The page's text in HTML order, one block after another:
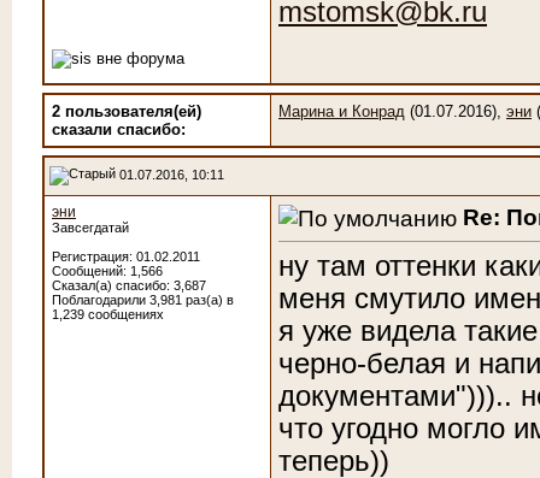
mstomsk@bk.ru
2 пользователя(ей)
сказали cпасибо:
Марина и Конрад (01.07.2016), эни
01.07.2016, 10:11
эни
Завсегдатай
Регистрация: 01.02.2011
Сообщений: 1,566
Сказал(а) спасибо: 3,687
Поблагодарили 3,981 раз(а) в
1,239 сообщениях
Re:
ну там оттенки
меня смутило
я уже видела
черно-белая и
документами")))..
что угодно могло
теперь))